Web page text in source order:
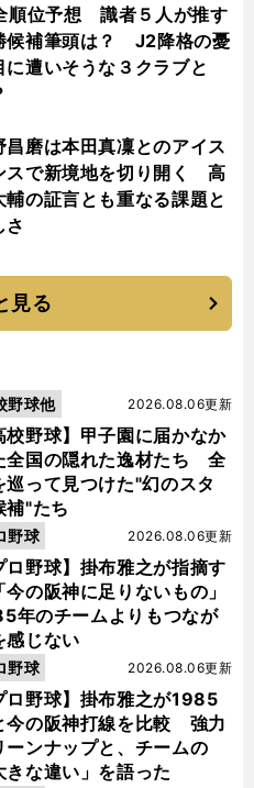
順位予想 識者５人が推す
候補筆頭は？ J2降格の憂
に遭いそうな３クラブと
昌磨は本田真凜とのアイス
スで新境地を切り開く 高
輔の証言とも重なる課題と
さ
見る
校野球】甲子園に届かなか
全国の隠れた逸材たち 全
巡って見つけた"幻のスタ
補"たち
2026.08.06更新
野球他
ロ野球】掛布雅之が指摘す
今の阪神に足りないもの」
年のチームよりもつなが
感じない
2026.08.06更新
野球
ロ野球】掛布雅之が1985
今の阪神打線を比較 強力
ーンナップと、チームの
きな違い」を語った
2026.08.06更新
野球